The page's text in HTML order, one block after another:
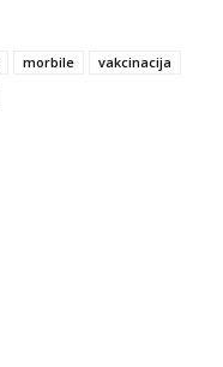
morbile
vakcinacija